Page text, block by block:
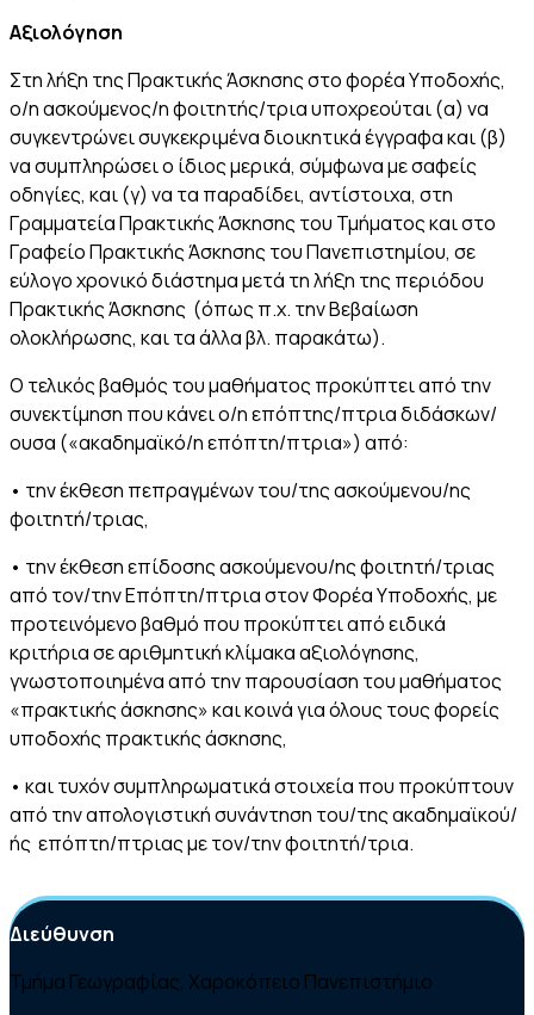
Αξιολόγηση
Στη λήξη της Πρακτικής Άσκησης στο φορέα Υποδοχής,
ο/η ασκούμενος/η φοιτητής/τρια υποχρεούται (α) να
συγκεντρώνει συγκεκριμένα διοικητικά έγγραφα και (β)
να συμπληρώσει ο ίδιος μερικά, σύμφωνα με σαφείς
οδηγίες, και (γ) να τα παραδίδει, αντίστοιχα, στη
Γραμματεία Πρακτικής Άσκησης του Τμήματος και στο
Γραφείο Πρακτικής Άσκησης του Πανεπιστημίου, σε
εύλογο χρονικό διάστημα μετά τη λήξη της περιόδου
Πρακτικής Άσκησης (όπως π.χ. την Βεβαίωση
ολοκλήρωσης, και τα άλλα βλ. παρακάτω).
Ο τελικός βαθμός του μαθήματος προκύπτει από την
συνεκτίμηση που κάνει ο/η επόπτης/πτρια διδάσκων/
ουσα («ακαδημαϊκό/η επόπτη/πτρια») από:
• την έκθεση πεπραγμένων του/της ασκούμενου/ης
φοιτητή/τριας,
• την έκθεση επίδοσης ασκούμενου/ης φοιτητή/τριας
από τον/την Επόπτη/πτρια στον Φορέα Υποδοχής, με
προτεινόμενο βαθμό που προκύπτει από ειδικά
κριτήρια σε αριθμητική κλίμακα αξιολόγησης,
γνωστοποιημένα από την παρουσίαση του μαθήματος
«πρακτικής άσκησης» και κοινά για όλους τους φορείς
υποδοχής πρακτικής άσκησης,
• και τυχόν συμπληρωματικά στοιχεία που προκύπτουν
από την απολογιστική συνάντηση του/της ακαδημαϊκού/
ής επόπτη/πτριας με τον/την φοιτητή/τρια.
Διεύθυνση
Τμήμα Γεωγραφίας, Χαροκόπειο Πανεπιστήμιο